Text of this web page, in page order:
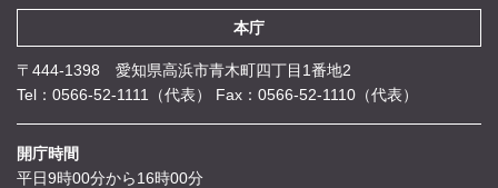
本庁
〒444-1398 愛知県高浜市青木町四丁目1番地2
Tel：0566-52-1111（代表）
Fax：0566-52-1110（代表）
開庁時間
平日9時00分から16時00分